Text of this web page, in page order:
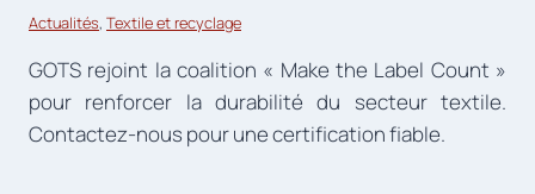
Actualités, Textile et recyclage
GOTS rejoint la coalition « Make the Label Count »
pour renforcer la durabilité du secteur textile.
Contactez-nous pour une certification fiable.